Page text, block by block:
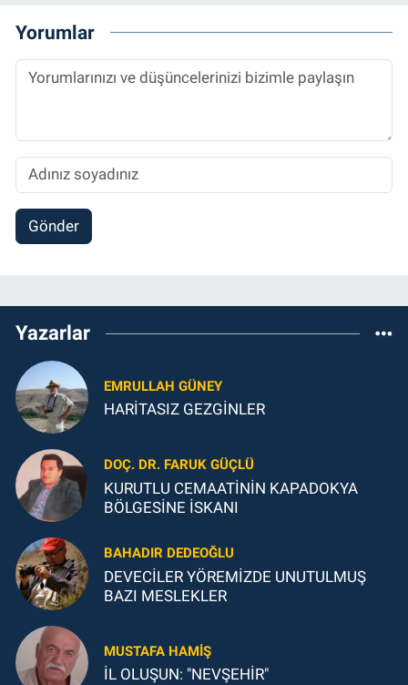
Yorumlar
Gönder
Yazarlar
EMRULLAH GÜNEY
HARİTASIZ GEZGİNLER
DOÇ. DR. FARUK GÜÇLÜ
KURUTLU CEMAATİNİN KAPADOKYA
BÖLGESİNE İSKANI
BAHADIR DEDEOĞLU
DEVECİLER YÖREMİZDE UNUTULMUŞ
BAZI MESLEKLER
MUSTAFA HAMIŞ
İL OLUŞUN: "NEVŞEHİR"